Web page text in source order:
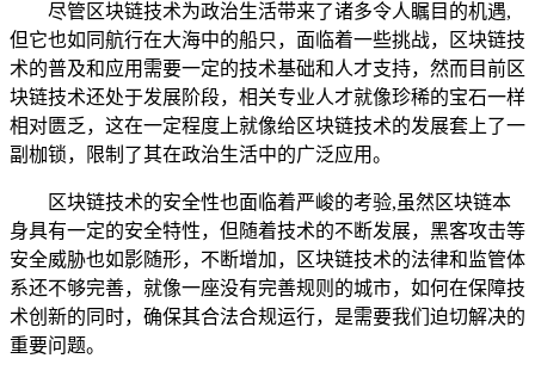
尽管区块链技术为政治生活带来了诸多令人瞩目的机遇,
但它也如同航行在大海中的船只，面临着一些挑战，区块链技
术的普及和应用需要一定的技术基础和人才支持，然而目前区
块链技术还处于发展阶段，相关专业人才就像珍稀的宝石一样
相对匮乏，这在一定程度上就像给区块链技术的发展套上了一
副枷锁，限制了其在政治生活中的广泛应用。
区块链技术的安全性也面临着严峻的考验,虽然区块链本
身具有一定的安全特性，但随着技术的不断发展，黑客攻击等
安全威胁也如影随形，不断增加，区块链技术的法律和监管体
系还不够完善，就像一座没有完善规则的城市，如何在保障技
术创新的同时，确保其合法合规运行，是需要我们迫切解决的
重要问题。